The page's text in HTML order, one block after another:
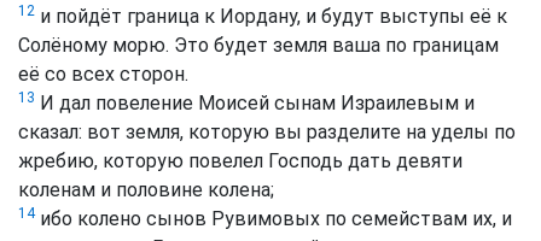
12 и пойдёт граница к Иордану, и будут выступы её к
Солёному морю. Это будет земля ваша по границам
её со всех сторон.
13 И дал повеление Моисей сынам Израилевым и
сказал: вот земля, которую вы разделите на уделы по
жребию, которую повелел Господь дать девяти
коленам и половине колена;
14ибо колено сынов Рувимовых по семействам их, и